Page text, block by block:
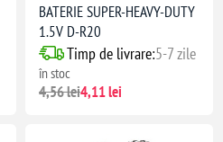
BATERIE SUPER-HEAVY-DUTY
1.5V D-R20
Timp de livrare:5-7 zile
în stoc
4,56 lei4,11 lei